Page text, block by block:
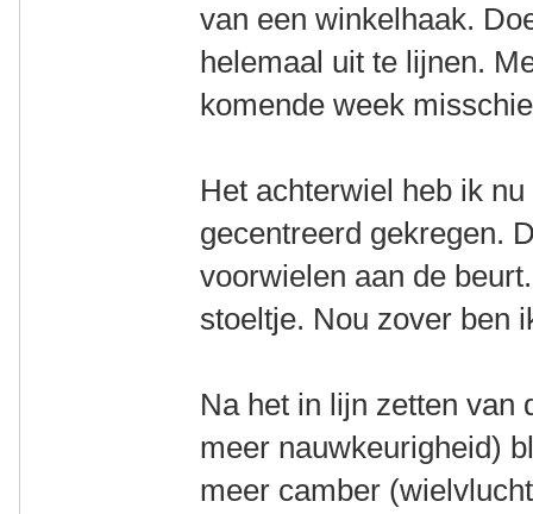
van een winkelhaak.
helemaal uit te lijnen.
komende week
Het achterwiel heb ik
gecentreerd gekregen.
voorwielen aan de
stoeltje. Nou zover ben
Na het in lijn zetten van
meer nauwkeurigheid)
meer camber